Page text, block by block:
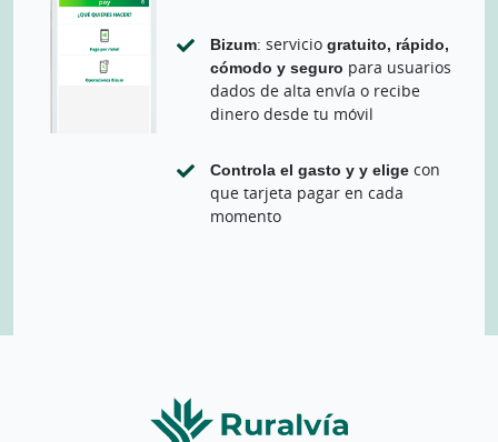
Bizum: servicio gratuito, rápido,
cómodo y seguro para usuarios
dados de alta envía o recibe
dinero desde tu móvil
Controla el gasto y y eligecon
que tarjeta pagar en cada
momento